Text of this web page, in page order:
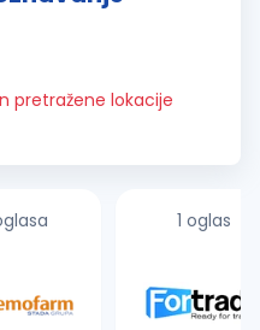
pretražene lokacije
1 oglas